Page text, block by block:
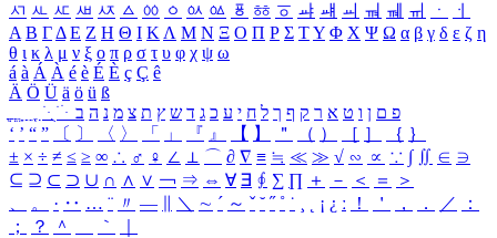
ㅺ ㅻ ㅼ ㅽ ㅾ ㅿ ㆀ ㆁ ㆂ ㆃ ㆄ ㆅ ㆆ ㆇ ㆈ ㆉ ㆊ ㆋ ㆌ ㆍ
ㆎ
Α Β ΓΔ Ε Ζ Η Θ Ι ΚΛ Μ Ν Ξ Ο Π Ρ Σ ΤΥ Φ Χ Ψ Ω α β γ δ ε ζ η
θ ι κ λ μ ν ξ ο π ρ σ τ υ φ χ ψ ω
á à Á À é è É È ç Ç ê
Ä Ö Ü ä ö ü ß
ִֶֹ ֻּ ׁׂ פ ם ן ו ט א ר ק ף ך ל ח י ע כ ג ד ש ץ ת צ מ נ ה ב
‘ ’ “ ” 〔 〕 〈 〉 「 」 『 』 【 】 ＂ （ ） ［ ］ ｛ ｝
± × ÷ ≠ ≤ ≥ ∞ ∴ ♂ ♀ ∠ ⊥ ⌒ ∂ ∇ ≡ ≒ ≪ ≫ √ ∽ ∝ ∵ ∫ ∬ ∈ ∋
⊆ ⊇ ⊂ ⊃ ∪ ∩ ∧ ∨ ￢ ⇒ ⇔ ∀ ∃ ∮ ∑ ∏ ＋ － ＜ ＝
＞
、
。 · ‥ … ¨ 〃 ― ＼ ∼ ´ ～ ˇ ˘ ˝ ˚ ˙ ¸ ¡ ¿ ː ！ ＇ ， ． ／
：
；
？ ＾ ｀